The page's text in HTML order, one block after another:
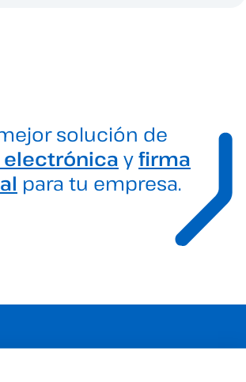
solución de
yfirma
para tu empresa.